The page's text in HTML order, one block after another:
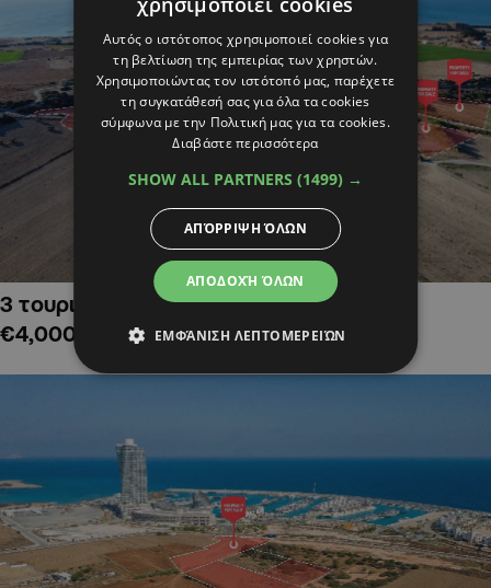
3 τουριστικά χωράφια στην Αλαμινό,
€4,000,000
Αυτός ο ιστότοπος χρησιμοποιεί cookies για
τη βελτίωση της εμπειρίας των χρηστών.
Χρησιμοποιώντας τον ιστότοπό μας, παρέχετε
τη συγκατάθεσή σας για όλα τα cookies
σύμφωνα με την Πολιτική μας για τα cookies.
Διαβάστε περισσότερα
SHOW ALL PARTNERS (1499) →
ΑΠΟΔΟΧΉ ΌΛΩΝ
ΑΠΌΡΡΙΨΗ ΌΛΩΝ
ΕΜΦΆΝΙΣΗ ΛΕΠΤΟΜΕΡΕΙΏΝ